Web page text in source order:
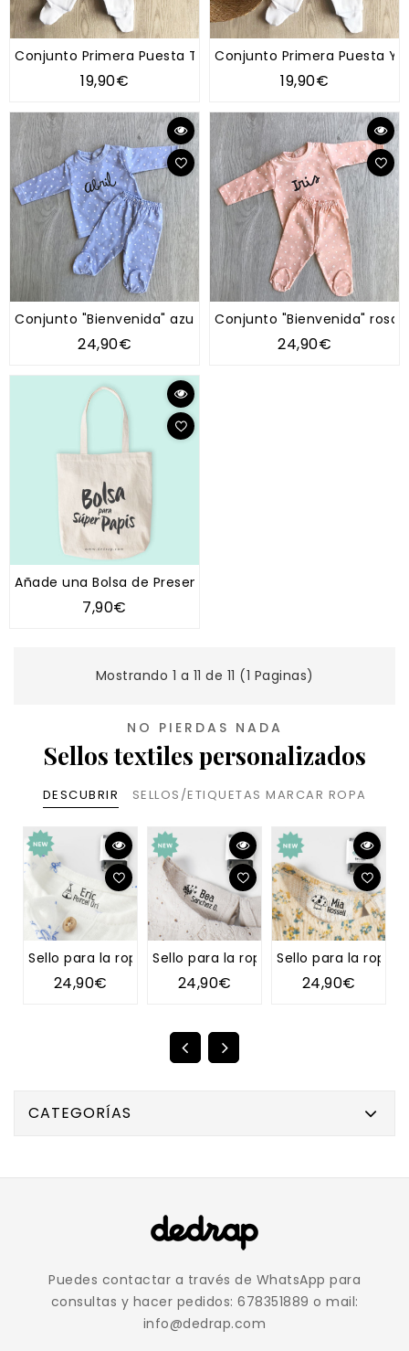
Conjunto Primera Puesta Topitos
19,90€
Conjunto Primera Puesta
19,90€
Conjunto "Bienvenida" azul puntitos blancos
24,90€
Conjunto "Bienvenida" rosa
24,90€
Añade una Bolsa de Presentación al Regalo (diferentes
7,90€
Mostrando 1 a 11 de 11 (1 Paginas)
NO PIERDAS NADA
Sellos textiles personalizados
DESCUBRIR SELLOS/ETIQUETAS MARCAR ROPA
Sello para la ropa TIPI
24,90€
Sello para la ropa DIENTE DE LEÓN
24,90€
Sello para la ropa
24,90€
CATEGORÍAS
Puedes contactar a través de WhatsApp para
consultas y hacer pedidos: 678351889 o mail:
info@dedrap.com